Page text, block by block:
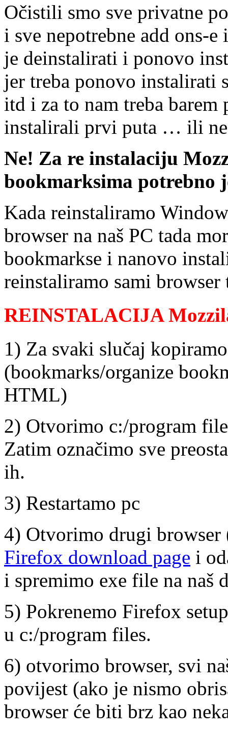
Očistili smo sve privatne
i sve nepotrebne add ons-
je deinstalirati i ponovo
jer treba ponovo instalirati
itd i za to nam treba barem
instalirali prvi puta … ili
Ne! Za re instalaciju
bookmarksima potrebno
Kada reinstaliramo
browser na naš PC tada
bookmarkse i nanovo
reinstaliramo sami
REINSTALACIJA
1) Za svaki slučaj
(bookmarks/organize
HTML)
2) Otvorimo c:/program
Zatim označimo sve
ih.
3) Restartamo pc
4) Otvorimo drugi
Firefox download page i
i spremimo exe file na naš
5) Pokrenemo Firefox
u c:/program files.
6) otvorimo browser, svi
povijest (ako je nismo
browser će biti brz kao